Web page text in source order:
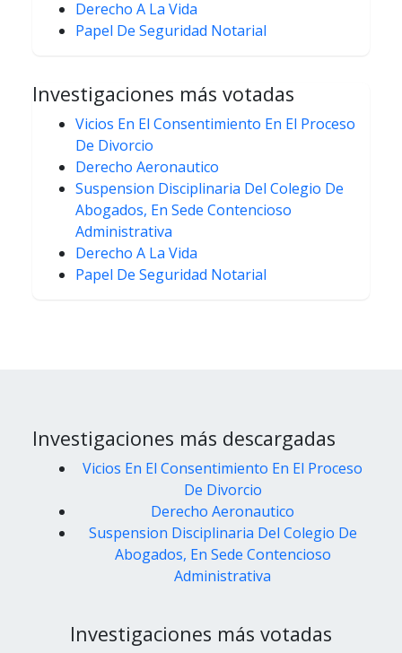
Derecho A La Vida
Papel De Seguridad Notarial
Investigaciones más votadas
Vicios En El Consentimiento En El Proceso
De Divorcio
Derecho Aeronautico
Suspension Disciplinaria Del Colegio De
Abogados, En Sede Contencioso
Administrativa
Derecho A La Vida
Papel De Seguridad Notarial
Investigaciones más descargadas
Vicios En El Consentimiento En El Proceso
De Divorcio
Derecho Aeronautico
Suspension Disciplinaria Del Colegio De
Abogados, En Sede Contencioso
Administrativa
Investigaciones más votadas